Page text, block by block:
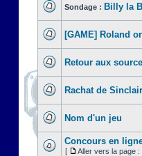
Sondage : Billy la
[GAME] Roland
Retour aux
Rachat de
Nom d'un jeu
Concours en
[ Aller vers la page :